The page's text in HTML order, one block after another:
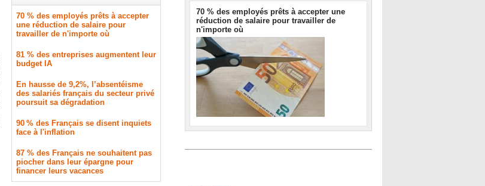
70 % des employés prêts à accepter
une réduction de salaire pour
travailler de n'importe où
81 % des entreprises augmentent leur
budget IA
En hausse de 9,2%, l’absentéisme
des salariés français du secteur privé
poursuit sa dégradation
90 % des Français se disent inquiets
face à l'inflation
87 % des Français ne souhaitent pas
piocher dans leur épargne pour
financer leurs vacances
70 % des employés prêts à accepter une
réduction de salaire pour travailler de
n'importe où